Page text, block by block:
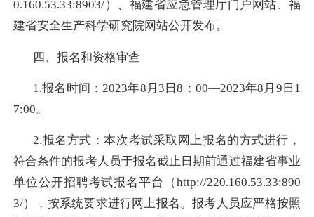
0.160.53.33:8903/）、福建省应急管理厅门户网站、福
建省安全生产科学研究院网站公开发布。
四、报名和资格审查
1.报名时间： 2023年8 月3 日8 ： 00—2023年8 月 9 日 1
7:00。
2.报名方式：本次考试采取网上报名的方式进行，
符合条件的报考人员于报名截止日期前通过福建省事业
单位公开招聘考试报名平台（http://220.160.53.33:890
3/），按系统要求进行网上报名。报考人员应严格按照